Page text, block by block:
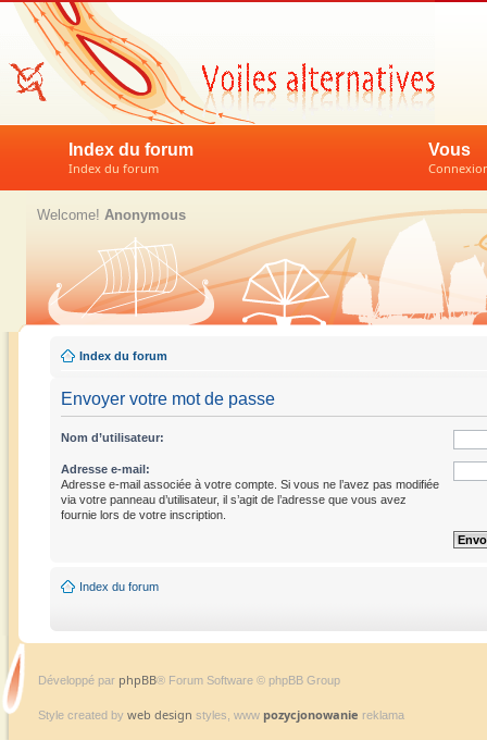
Index du forum
Index du forum
Vous
Welcome! Anonymous
Index du forum
Envoyer votre mot de passe
Nom d’utilisateur:
Adresse e-mail:
Adresse e-mail associée à votre compte. Si vous ne l’avez pas modifiée
via votre panneau d’utilisateur, il s’agit de l’adresse que vous avez
fournie lors de votre inscription.
Index du forum
Développé par phpBB® Forum Software © phpBB Group
Style created by web design styles, www pozycjonowanie reklama